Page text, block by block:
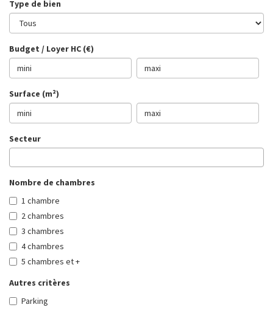
Type de bien
Budget / Loyer HC (€)
Surface (m²)
Secteur
Nombre de chambres
1 chambre
2 chambres
3 chambres
4 chambres
5 chambres et +
Autres critères
Parking